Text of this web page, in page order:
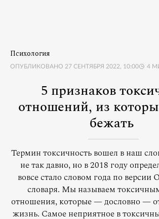
Психология
ОПУБЛИКОВАНО 27 СЕНТЯБРЯ 2022, 10:00 4
5 признаков
отношений, из
бежать
Термин токсичность вошел в наш
не так давно, но в 2018 году
вовсе стало словом года по версии
словаря. Мы называем
отношения, которые — дословно —
жизнь. Самое неприятное в